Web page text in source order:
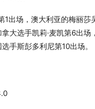
1出场，澳大利亚的梅丽
大选手凯莉·麦凯第6出
手斯彭多利尼第10出场。